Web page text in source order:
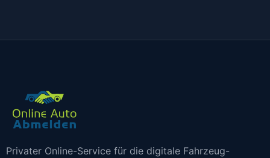
Privater Online-Service für die digitale Fahrzeug-